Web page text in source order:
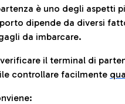
è uno degli aspetti
dipende da diversi
da imbarcare.
il terminal di
controllare facilmente